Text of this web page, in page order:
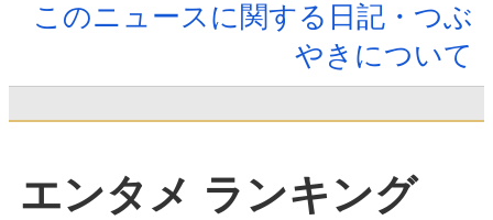
このニュースに関する日記・つぶ
やきについて
エンタメ ランキング